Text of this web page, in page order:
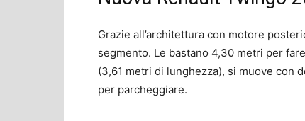
Grazie all’architettura con motore
segmento. Le bastano 4,30 metri per
(3,61 metri di lunghezza), si muove con
per parcheggiare.